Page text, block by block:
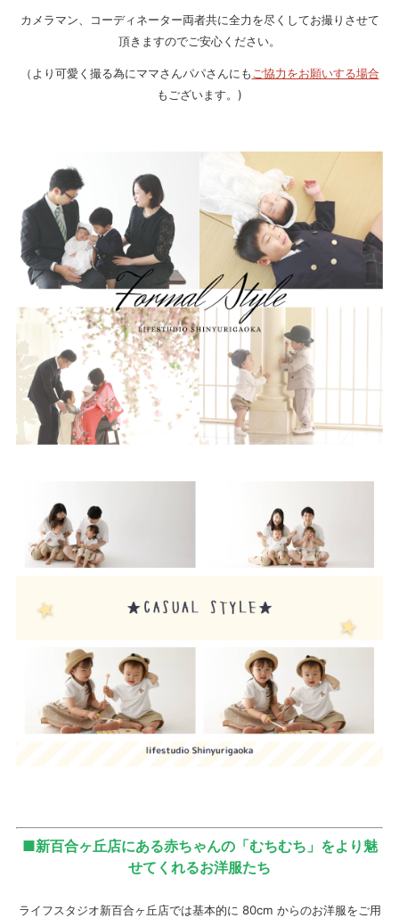
カメラマン、コーディネーター両者共に全力を尽くしてお撮りさせて
頂きますのでご安心ください。
（より可愛く撮る為にママさんパパさんにも ご協力をお願いする場合
もございます。)
■新百合ヶ丘店にある赤ちゃんの「むちむち」をより魅
せてくれるお洋服たち
ライフスタジオ新百合ヶ丘店では基本的に 80cm からのお洋服をご用